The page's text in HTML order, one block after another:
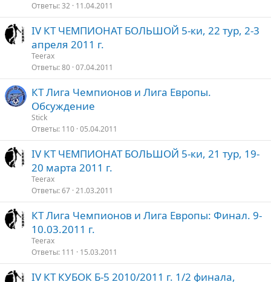
Ответы 32 11.04.2011
IV КТ ЧЕМПИОНАТ БОЛЬШОЙ 5-ки, 22 тур, 2-3
апреля 2011 г.
Teerax
Ответы 80 07.04.2011
КТ Лига Чемпионов и Лига Европы.
Обсуждение
Stick
Ответы 110 05.04.2011
IV КТ ЧЕМПИОНАТ БОЛЬШОЙ 5-ки, 21 тур, 19-
20 марта 2011 г.
Teerax
Ответы 67 21.03.2011
КТ Лига Чемпионов и Лига Европы: Финал. 9-
10.03.2011 г.
Teerax
Ответы 111 15.03.2011
IV КТ КУБОК Б-5 2010/2011 г. 1/2 финала,